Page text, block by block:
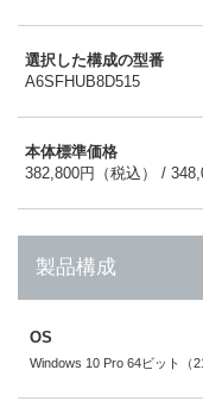
選択した構成の型番
A6SFHUB8D515
本体標準価格
382,800円（税込） /
製品構成
OS
Windows 10 Pro 64ビット（